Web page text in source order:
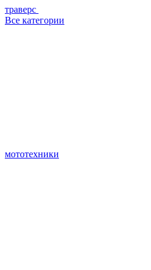
траверс
Все категории
мототехники